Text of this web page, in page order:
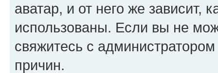
аватар, и от него же зависит,
использованы. Если вы не
свяжитесь с
причин.